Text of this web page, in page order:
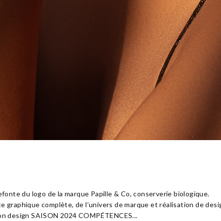
du logo de la marque Papille & Co, conserverie biologique.
complète, de l’univers de marque et réalisation de
design SAISON 2024 COMPÉTENCES...